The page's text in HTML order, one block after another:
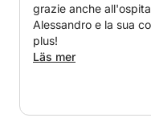
grazie anche
Alessandro e la sua
plus!
Läs mer